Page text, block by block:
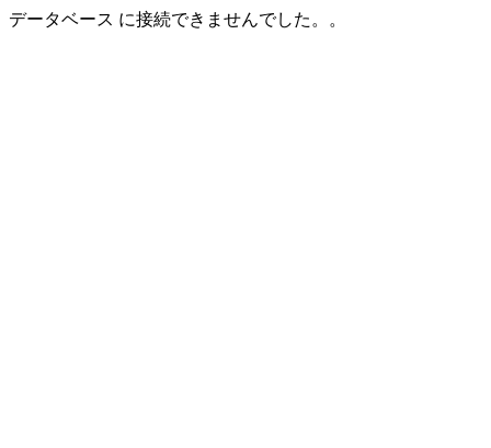
データベース に接続できませんでした。。